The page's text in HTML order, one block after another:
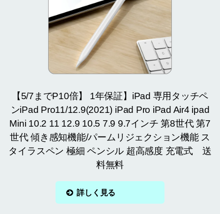
【5/7までP10倍】 1年保証】iPad 専用タッチペ
ンiPad Pro11/12.9(2021) iPad Pro iPad Air4 ipad
Mini 10.2 11 12.9 10.5 7.9 9.7インチ 第8世代 第7
世代 傾き感知機能/パームリジェクション機能 ス
タイラスペン 極細 ペンシル 超高感度 充電式 送
料無料
詳しく見る